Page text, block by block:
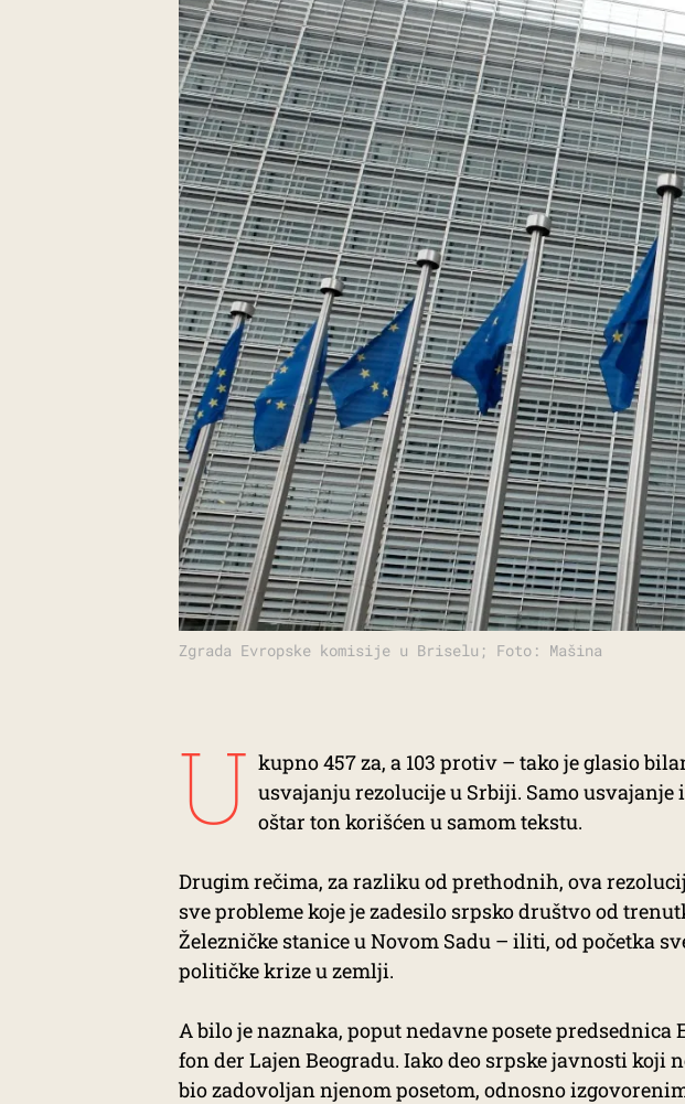
Zgrada Evropske komisije u Briselu; Foto: Mašina
U kupno 457 za, a 103 protiv – tako je glasio
usvajanju rezolucije u Srbiji. Samo
oštar ton korišćen u samom tekstu.
Drugim rečima, za razliku od prethodnih, ova
sve probleme koje je zadesilo srpsko društvo od
Železničke stanice u Novom Sadu – iliti, od početka
političke krize u zemlji.
A bilo je naznaka, poput nedavne posete predsednica
fon der Lajen Beogradu. Iako deo srpske javnosti koji
bio zadovoljan njenom posetom, odnosno